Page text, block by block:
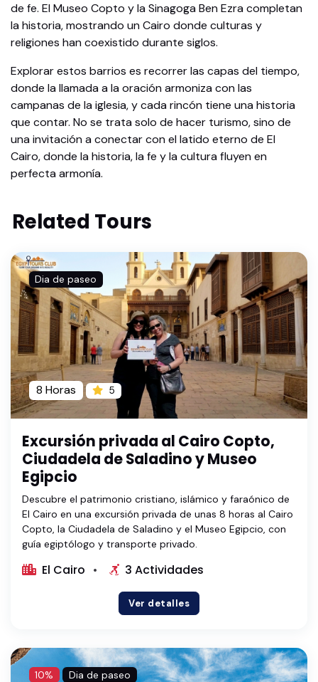
de fe. El Museo Copto y la Sinagoga Ben Ezra completan
la historia, mostrando un Cairo donde culturas y
religiones han coexistido durante siglos.
Explorar estos barrios es recorrer las capas del tiempo,
donde la llamada a la oración armoniza con las
campanas de la iglesia, y cada rincón tiene una historia
que contar. No se trata solo de hacer turismo, sino de
una invitación a conectar con el latido eterno de El
Cairo, donde la historia, la fe y la cultura fluyen en
perfecta armonía.
Related Tours
Dia de paseo
8 Horas 5
Excursión privada al Cairo Copto,
Ciudadela de Saladino y Museo
Egipcio
Descubre el patrimonio cristiano, islámico y faraónico de
El Cairo en una excursión privada de unas 8 horas al Cairo
Copto, la Ciudadela de Saladino y el Museo Egipcio, con
guía egiptólogo y transporte privado.
El Cairo 3 Actividades
Ver detalles
10% Dia de paseo